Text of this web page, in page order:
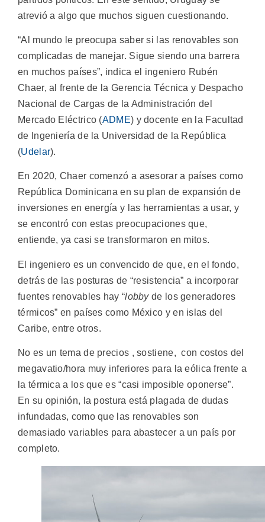
atrevió a algo que muchos siguen cuestionando.
“Al mundo le preocupa saber si las renovables son
complicadas de manejar. Sigue siendo una barrera
en muchos países”, indica el ingeniero Rubén
Chaer, al frente de la Gerencia Técnica y Despacho
Nacional de Cargas de la Administración del
Mercado Eléctrico (ADME) y docente en la Facultad
de Ingeniería de la Universidad de la República
(Udelar).
En 2020, Chaer comenzó a asesorar a países como
República Dominicana en su plan de expansión de
inversiones en energía y las herramientas a usar, y
se encontró con estas preocupaciones que,
entiende, ya casi se transformaron en mitos.
El ingeniero es un convencido de que, en el fondo,
detrás de las posturas de “resistencia” a incorporar
fuentes renovables hay “lobbyde los generadores
térmicos” en países como México y en islas del
Caribe, entre otros.
No es un tema de precios , sostiene, con costos del
megavatio/hora muy inferiores para la eólica frente a
la térmica a los que es “casi imposible oponerse”.
En su opinión, la postura está plagada de dudas
infundadas, como que las renovables son
demasiado variables para abastecer a un país por
completo.